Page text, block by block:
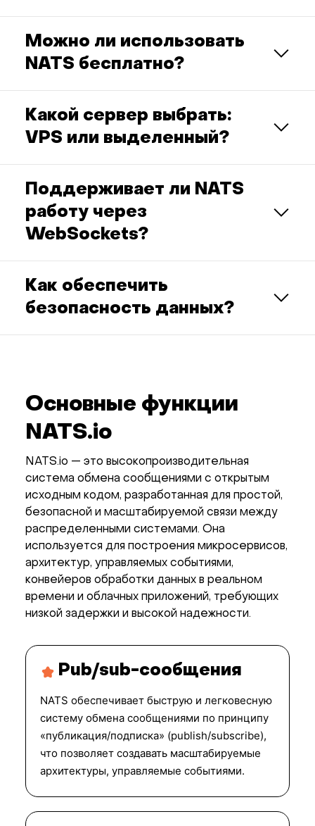
Можно ли использовать
NATS бесплатно?
Какой сервер выбрать:
VPS или выделенный?
Поддерживает ли NATS
работу через
WebSockets?
Как обеспечить
безопасность данных?
Основные функции
NATS.io
NATS.io — это высокопроизводительная
система обмена сообщениями с открытым
исходным кодом, разработанная для простой,
безопасной и масштабируемой связи между
распределенными системами. Она
используется для построения микросервисов,
архитектур, управляемых событиями,
конвейеров обработки данных в реальном
времени и облачных приложений, требующих
низкой задержки и высокой надежности.
Pub/sub-сообщения
NATS обеспечивает быструю и легковесную
систему обмена сообщениями по принципу
«публикация/подписка» (publish/subscribe),
что позволяет создавать масштабируемые
архитектуры, управляемые событиями.